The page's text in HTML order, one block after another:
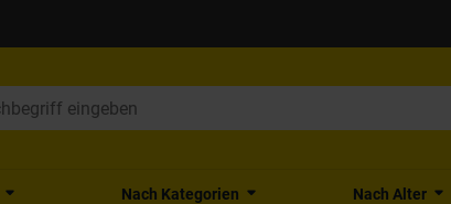
Nach Kategorien Nach Alter